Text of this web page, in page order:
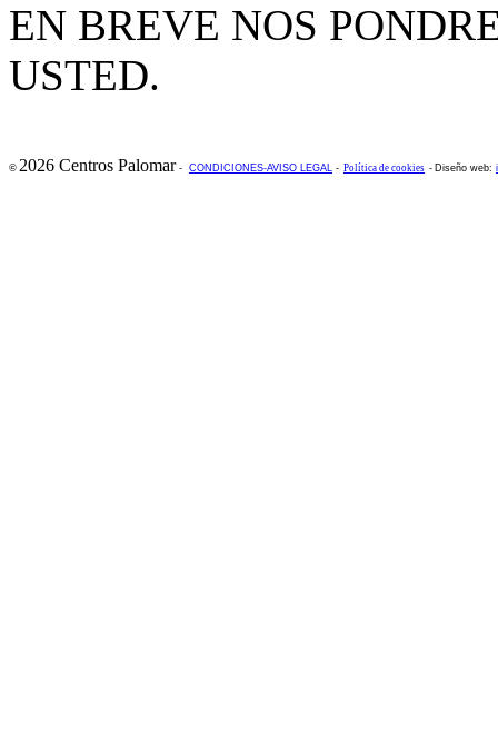
EN BREVE NOS
USTED.
© 2026 Centros Palomar- CONDICIONES-AVISO LEGAL - Política de cookies - Diseño web: